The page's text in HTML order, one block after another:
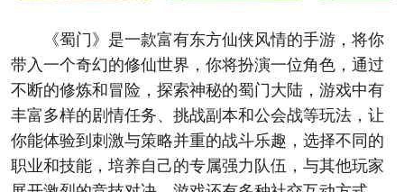
《蜀门》是一款富有东方仙侠风情的手游，将你
带入一个奇幻的修仙世界，你将扮演一位角色，通过
不断的修炼和冒险，探索神秘的蜀门大陆，游戏中有
丰富多样的剧情任务、挑战副本和公会战等玩法，让
你能体验到刺激与策略并重的战斗乐趣，选择不同的
职业和技能，培养自己的专属强力队伍，与其他玩家